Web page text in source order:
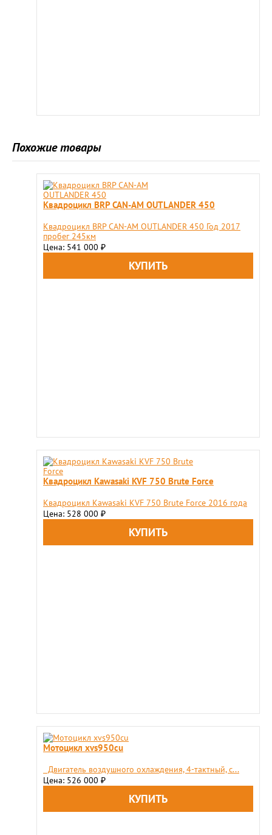
Похожие товары
Квадроцикл BRP CAN-AM OUTLANDER 450
Квадроцикл BRP CAN-AM OUTLANDER 450 Год 2017
пробег 245км
Цена: 541 000 ₽
Квадроцикл Kawasaki KVF 750 Brute Force
Квадроцикл Kawasaki KVF 750 Brute Force 2016 года
Цена: 528 000 ₽
Мотоцикл xvs950cu
Двигатель воздушного охлаждения, 4-тактный, c...
Цена: 526 000 ₽